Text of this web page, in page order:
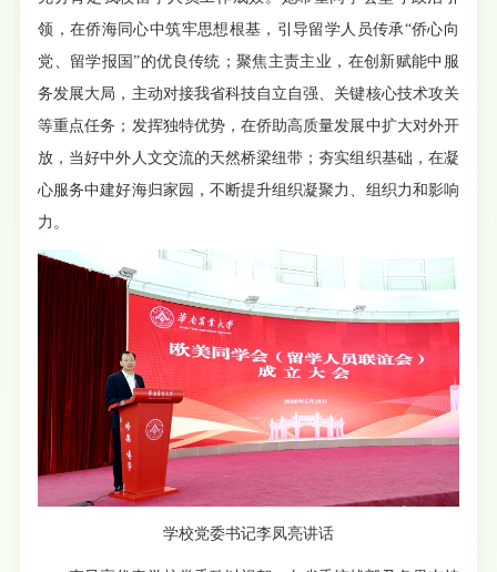
领，在侨海同心中筑牢思想根基，引导留学人员传承“侨心向
党、留学报国”的优良传统；聚焦主责主业，在创新赋能中服
务发展大局，主动对接我省科技自立自强、关键核心技术攻关
等重点任务；发挥独特优势，在侨助高质量发展中扩大对外开
放，当好中外人文交流的天然桥梁纽带；夯实组织基础，在凝
心服务中建好海归家园，不断提升组织凝聚力、组织力和影响
力。
学校党委书记李凤亮讲话